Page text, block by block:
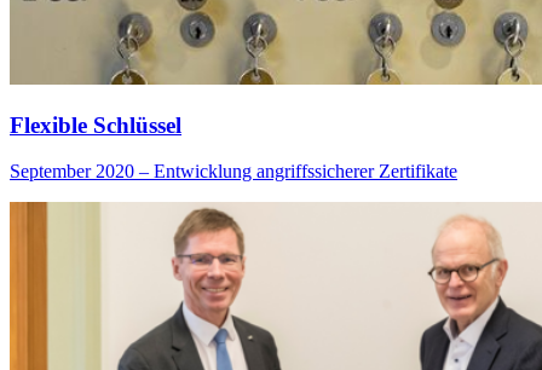
Flexible Schlüssel
September 2020 – Entwicklung angriffssicherer Zertifikate